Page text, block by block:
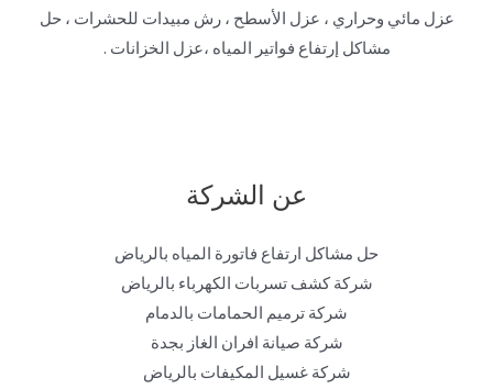
عزل مائي وحراري ، عزل الأسطح ، رش مبيدات للحشرات ، حل
مشاكل إرتفاع فواتير المياه ،عزل الخزانات .
عن الشركة
حل مشاكل ارتفاع فاتورة المياه بالرياض
شركة كشف تسربات الكهرباء بالرياض
شركة ترميم الحمامات بالدمام
شركة صيانة افران الغاز بجدة
شركة غسيل المكيفات بالرياض